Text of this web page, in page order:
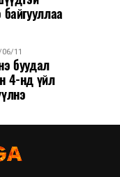
11
буудал
4-нд үйл